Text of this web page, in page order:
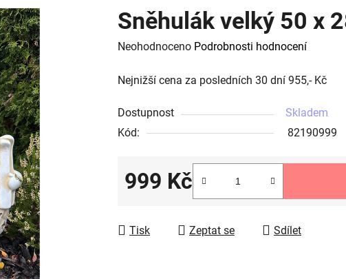
Sněhulák velký 50 x
Průměrné
produktu
0,0
z
hvězdiček.
Neohodnoceno Podrobnosti hodnocení
Nejnižší cena za posledních 30 dní 955,- Kč
Dostupnost
Skladem
Kód:
82190999
999 Kč
Tisk Zeptat se Sdílet